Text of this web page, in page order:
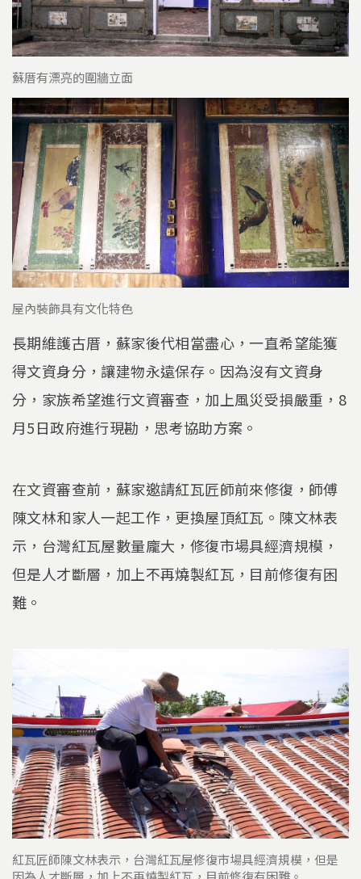
蘇厝有漂亮的圍牆立面
屋內裝飾具有文化特色
長期維護古厝，蘇家後代相當盡心，一直希望能獲
得文資身分，讓建物永遠保存。因為沒有文資身
分，家族希望進行文資審查，加上風災受損嚴重，8
月5日政府進行現勘，思考協助方案。
在文資審查前，蘇家邀請紅瓦匠師前來修復，師傅
陳文林和家人一起工作，更換屋頂紅瓦。陳文林表
示，台灣紅瓦屋數量龐大，修復市場具經濟規模，
但是人才斷層，加上不再燒製紅瓦，目前修復有困
難。
紅瓦匠師陳文林表示，台灣紅瓦屋修復市場具經濟規模，但是